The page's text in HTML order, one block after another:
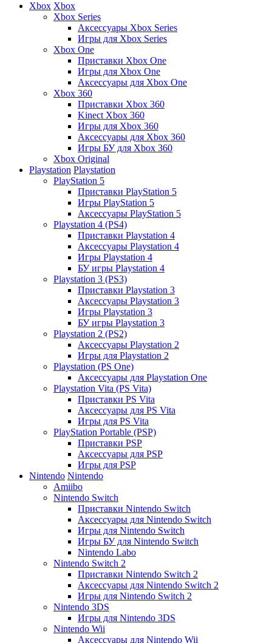
Xbox Xbox
Xbox Series
Аксессуары Xbox Series
Игры для Xbox Series
Xbox One
Приставки Xbox One
Игры для Xbox One
Аксессуары для Xbox One
Xbox 360
Приставки Xbox 360
Kinect Xbox 360
Игры для Xbox 360
Аксессуары для Xbox 360
Игры БУ для Xbox 360
Xbox Original
Playstation Playstation
PlayStation 5
Приставки PlayStation 5
Игры PlayStation 5
Аксессуары PlayStation 5
Playstation 4 (PS4)
Приставки Playstation 4
Аксессуары Playstation 4
Игры Playstation 4
БУ игры Playstation 4
Playstation 3 (PS3)
Приставки Playstation 3
Аксессуары Playstation 3
Игры Playstation 3
БУ игры Playstation 3
Playstation 2 (PS2)
Аксессуары Playstation 2
Игры для Playstation 2
Playstation (PS One)
Аксессуары для Playstation One
Playstation Vita (PS Vita)
Приставки PS Vita
Аксессуары для PS Vita
Игры для PS Vita
PlayStation Portable (PSP)
Приставки PSP
Аксессуары для PSP
Игры для PSP
Nintendo Nintendo
Amiibo
Nintendo Switch
Приставки Nintendo Switch
Аксессуары для Nintendo Switch
Игры для Nintendo Switch
Игры БУ для Nintendo Switch
Nintendo Labo
Nintendo Switch 2
Приставки Nintendo Switch 2
Аксессуары для Nintendo Switch 2
Игры для Nintendo Switch 2
Nintendo 3DS
Игры для Nintendo 3DS
Nintendo Wii
Аксессуары для Nintendo Wii